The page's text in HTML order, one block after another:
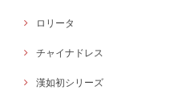
ロリータ
チャイナドレス
漢如初シリーズ